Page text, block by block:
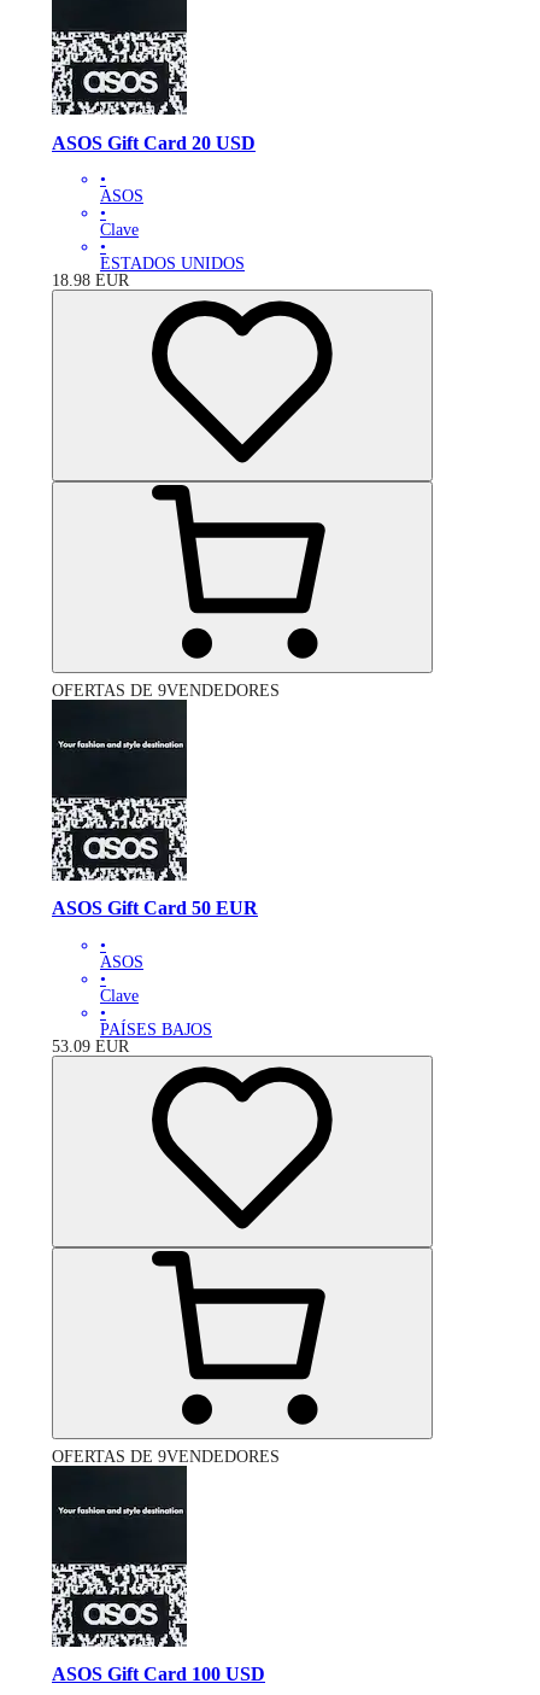
ASOS Gift Card 20 USD
•
ASOS
•
Clave
•
ESTADOS UNIDOS
18.98 EUR
OFERTAS DE 9VENDEDORES
ASOS Gift Card 50 EUR
•
ASOS
•
Clave
•
PAÍSES BAJOS
53.09 EUR
OFERTAS DE 9VENDEDORES
ASOS Gift Card 100 USD